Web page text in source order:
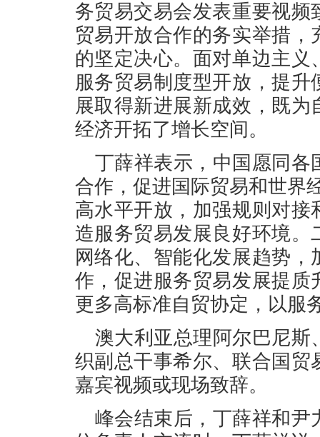
务贸易交易会发表重要视
贸易开放合作的务实举措
的坚定决心。面对单边主
服务贸易制度型开放，提
展取得新进展新成效，既
经济开拓了增长空间。
丁薛祥表示，中国愿同
合作，促进国际贸易和世界
高水平开放，加强规则对
造服务贸易发展良好环境
网络化、智能化发展趋势
作，促进服务贸易发展提
更多高标准自贸协定，以服
澳大利亚总理阿尔巴尼
织副总干事希尔、联合国
嘉宾视频或现场致辞。
峰会结束后，丁薛祥和